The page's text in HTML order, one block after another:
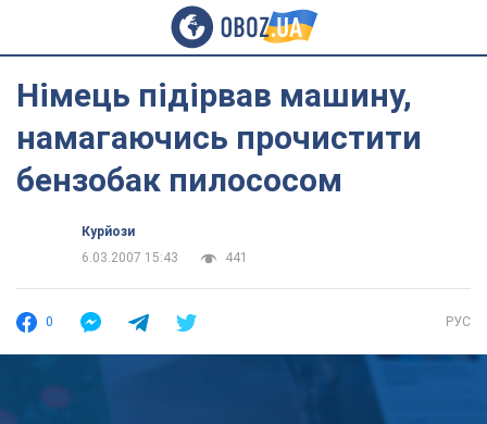
Німець підірвав машину,
намагаючись прочистити
бензобак пилососом
Курйози
6.03.2007 15:43
441
0 РУС